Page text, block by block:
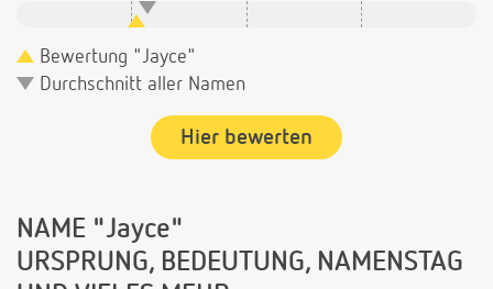
Bewertung "Jayce"
Durchschnitt aller Namen
Hier bewerten
NAME "Jayce"
URSPRUNG, BEDEUTUNG, NAMENSTAG